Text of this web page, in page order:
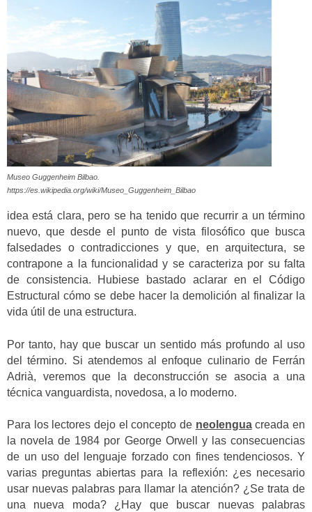
Museo Guggenheim Bilbao.
https://es.wikipedia.org/wiki/Museo_Guggenheim_Bilbao
idea está clara, pero se ha tenido que recurrir a un término
nuevo, que desde el punto de vista filosófico que busca
falsedades o contradicciones y que, en arquitectura, se
contrapone a la funcionalidad y se caracteriza por su falta
de consistencia. Hubiese bastado aclarar en el Código
Estructural cómo se debe hacer la demolición al finalizar la
vida útil de una estructura.
Por tanto, hay que buscar un sentido más profundo al uso
del término. Si atendemos al enfoque culinario de Ferrán
Adrià, veremos que la deconstrucción se asocia a una
técnica vanguardista, novedosa, a lo moderno.
Para los lectores dejo el concepto de neolenguacreada en
la novela de 1984 por George Orwell y las consecuencias
de un uso del lenguaje forzado con fines tendenciosos. Y
varias preguntas abiertas para la reflexión: ¿es necesario
usar nuevas palabras para llamar la atención? ¿Se trata de
una nueva moda? ¿Hay que buscar nuevas palabras